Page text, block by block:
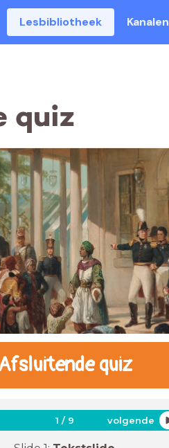
Lesbibliotheek Kanalen
quiz
quiz
1 / 9 volgende